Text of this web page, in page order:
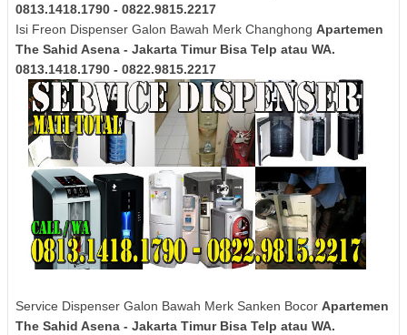
0813.1418.1790 - 0822.9815.2217
Isi Freon Dispenser Galon Bawah Merk Changhong Apartemen
The Sahid Asena - Jakarta Timur Bisa Telp atau WA.
0813.1418.1790 - 0822.9815.2217
Service Dispenser Galon Bawah Merk Sanken Bocor Apartemen
The Sahid Asena - Jakarta Timur Bisa Telp atau WA.